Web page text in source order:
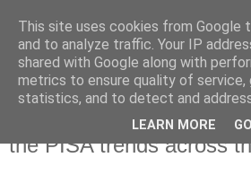
2017 m. lapkričio 3 d.,
Andreas Schleicher.
the PISA trends across
This site uses cookies from Google
and to analyze traffic. Your IP
shared with Google along with
metrics to ensure quality of service,
statistics, and to detect and
LEARN MORE